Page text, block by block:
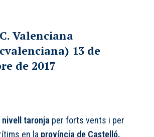
Valenciana
13 de
de 2017
nivell taronja per forts vents i per
en la província de Castelló.